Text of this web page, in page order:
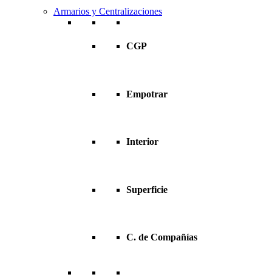
Armarios y Centralizaciones
CGP
Empotrar
Interior
Superficie
C. de Compañías